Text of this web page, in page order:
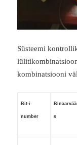
Süsteemi
kombinatsiooni
Bit-i
number s